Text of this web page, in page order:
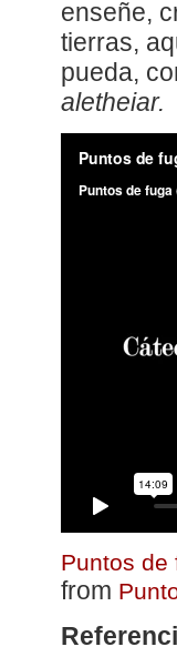
enseñe,
tierras,
pueda,
aletheiar.
Puntos de
from